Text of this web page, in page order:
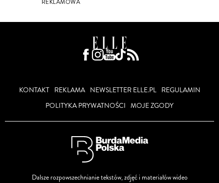
REKLAMOWA
KONTAKT REKLAMA NEWSLETTER ELLE.PL
REGULAMIN
POLITYKA PRYWATNOŚCI MOJE ZGODY
Dalsze rozpowszechnianie tekstów, zdjęć i materiałów wideo